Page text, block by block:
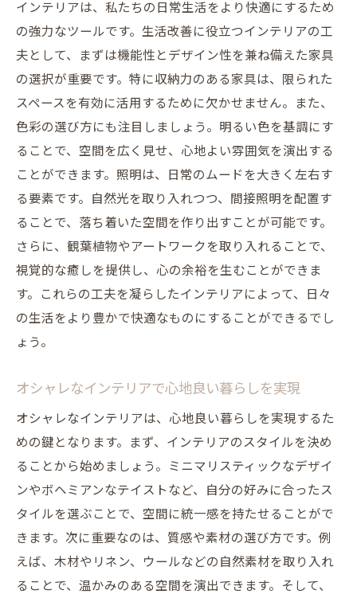
インテリアは、私たちの日常生活をより快適にするため
の強力なツールです。生活改善に役立つインテリアの工
夫として、まずは機能性とデザイン性を兼ね備えた家具
の選択が重要です。特に収納力のある家具は、限られた
スペースを有効に活用するために欠かせません。また、
色彩の選び方にも注目しましょう。明るい色を基調にす
ることで、空間を広く見せ、心地よい雰囲気を演出する
ことができます。照明は、日常のムードを大きく左右す
る要素です。自然光を取り入れつつ、間接照明を配置す
ることで、落ち着いた空間を作り出すことが可能です。
さらに、観葉植物やアートワークを取り入れることで、
視覚的な癒しを提供し、心の余裕を生むことができま
す。これらの工夫を凝らしたインテリアによって、日々
の生活をより豊かで快適なものにすることができるでし
ょう。
オシャレなインテリアで心地良い暮らしを実現
オシャレなインテリアは、心地良い暮らしを実現するた
めの鍵となります。まず、インテリアのスタイルを決め
ることから始めましょう。ミニマリスティックなデザイ
ンやボヘミアンなテイストなど、自分の好みに合ったス
タイルを選ぶことで、空間に統一感を持たせることがで
きます。次に重要なのは、質感や素材の選び方です。例
えば、木材やリネン、ウールなどの自然素材を取り入れ
ることで、温かみのある空間を演出できます。そして、